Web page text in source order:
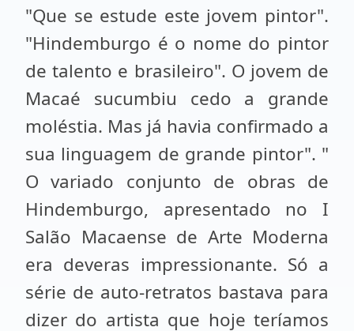
"Que se estude este jovem pintor".
"Hindemburgo é o nome do pintor
de talento e brasileiro". O jovem de
Macaé sucumbiu cedo a grande
moléstia. Mas já havia confirmado a
sua linguagem de grande pintor". "
O variado conjunto de obras de
Hindemburgo, apresentado no I
Salão Macaense de Arte Moderna
era deveras impressionante. Só a
série de auto-retratos bastava para
dizer do artista que hoje teríamos